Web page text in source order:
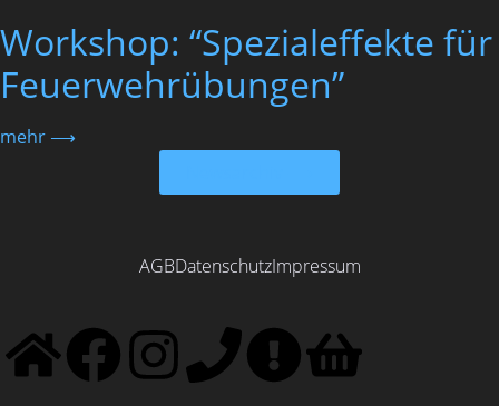
Workshop: “Spezialeffekte für
Feuerwehrübungen”
mehr ⟶
AGBDatenschutzImpressum